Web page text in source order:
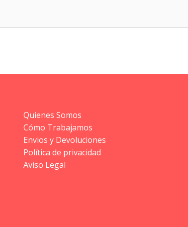
Quienes Somos
Cómo Trabajamos
Envios y Devoluciones
Política de privacidad
Aviso Legal